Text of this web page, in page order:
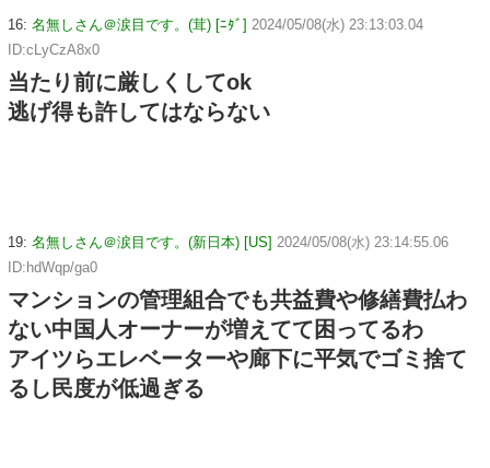
16: 名無しさん＠涙目です。(茸) [ﾆﾀﾞ] 2024/05/08(水) 23:13:03.04
ID:cLyCzA8x0
当たり前に厳しくしてok
逃げ得も許してはならない
19: 名無しさん＠涙目です。(新日本) [US] 2024/05/08(水) 23:14:55.06
ID:hdWqp/ga0
マンションの管理組合でも共益費や修繕費払わ
ない中国人オーナーが増えてて困ってるわ
アイツらエレベーターや廊下に平気でゴミ捨て
るし民度が低過ぎる